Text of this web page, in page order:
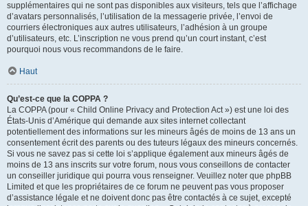
supplémentaires qui ne sont pas disponibles aux visiteurs, tels que l’affichage
d’avatars personnalisés, l’utilisation de la messagerie privée, l’envoi de
courriers électroniques aux autres utilisateurs, l’adhésion à un groupe
d’utilisateurs, etc. L’inscription ne vous prend qu’un court instant, c’est
pourquoi nous vous recommandons de le faire.
Haut
Qu’est-ce que la COPPA ?
La COPPA (pour « Child Online Privacy and Protection Act ») est une loi des
États-Unis d’Amérique qui demande aux sites internet collectant
potentiellement des informations sur les mineurs âgés de moins de 13 ans un
consentement écrit des parents ou des tuteurs légaux des mineurs concernés.
Si vous ne savez pas si cette loi s’applique également aux mineurs âgés de
moins de 13 ans inscrits sur votre forum, nous vous conseillons de contacter
un conseiller juridique qui pourra vous renseigner. Veuillez noter que phpBB
Limited et que les propriétaires de ce forum ne peuvent pas vous proposer
d’assistance légale et ne doivent donc pas être contactés à ce sujet, excepté